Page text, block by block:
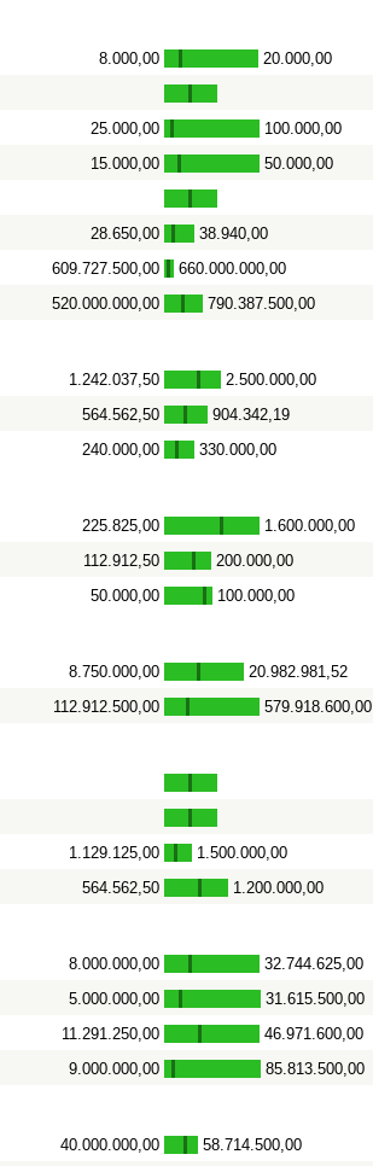
8.000,00 - 20.000,00
25.000,00 - 100.000,00
15.000,00 - 50.000,00
28.650,00 - 38.940,00
609.727.500,00 - 660.000.000,00
520.000.000,00 - 790.387.500,00
1.242.037,50 - 2.500.000,00
564.562,50 - 904.342,19
240.000,00 - 330.000,00
225.825,00 - 1.600.000,00
112.912,50 - 200.000,00
50.000,00 - 100.000,00
8.750.000,00 - 20.982.981,52
112.912.500,00 - 579.918.600,00
1.129.125,00 - 1.500.000,00
564.562,50 - 1.200.000,00
8.000.000,00 - 32.744.625,00
5.000.000,00 - 31.615.500,00
11.291.250,00 - 46.971.600,00
9.000.000,00 - 85.813.500,00
40.000.000,00 - 58.714.500,00